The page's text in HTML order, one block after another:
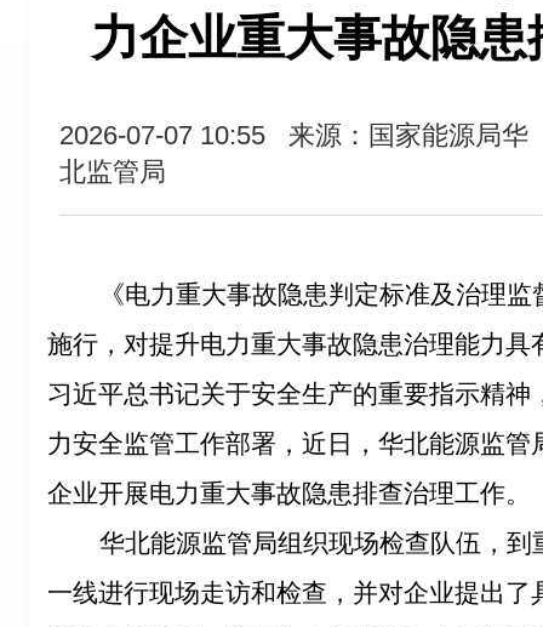
力企业重大事故隐
2026-07-07 10:55
来源：国家能源局华
北监管局
《电力重大事故隐患判定标准及治理
施行，对提升电力重大事故隐患治理能力
习近平总书记关于安全生产的重要指示精神
力安全监管工作部署，近日，华北能源监
企业开展电力重大事故隐患排查治理工作。
华北能源监管局组织现场检查队伍，
一线进行现场走访和检查，并对企业提出了